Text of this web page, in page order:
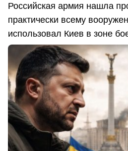
Российская армия нашла
практически всему
использовал Киев в зоне